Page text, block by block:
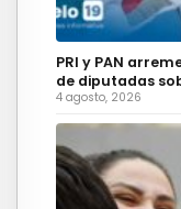
PRI y PAN
de diputadas
4 agosto, 2026